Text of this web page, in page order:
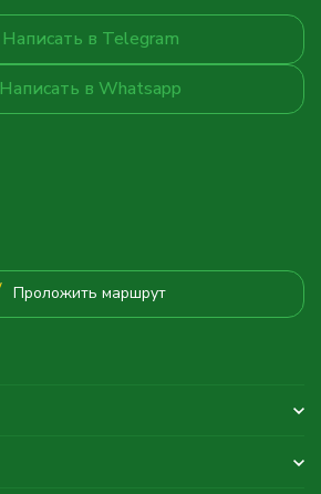
Написать в Telegram
Написать в Whatsapp
Проложить маршрут